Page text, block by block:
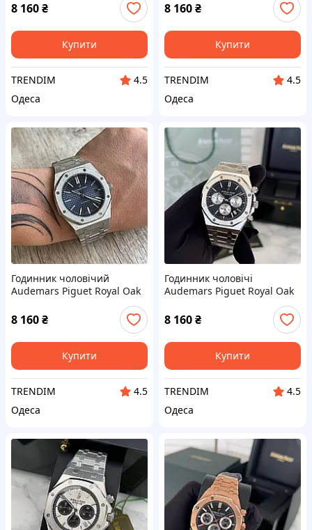
8 160₴
Купити
TRENDIM
4.5
Одеса
8 160₴
Купити
TRENDIM
4.5
Одеса
Годинник чоловічий
Audemars Piguet Royal Oak
8 160₴
Купити
TRENDIM
4.5
Одеса
Годинник чоловічі
Audemars Piguet Royal Oak
8 160₴
Купити
TRENDIM
4.5
Одеса